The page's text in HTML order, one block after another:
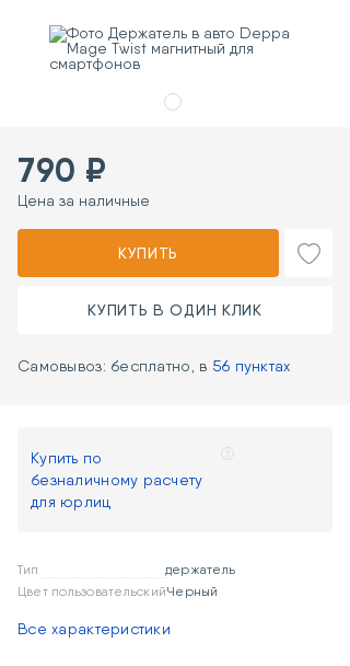
790 ₽
Цена за наличные
КУПИТЬ
КУПИТЬ В ОДИН КЛИК
Самовывоз: бесплатно, в 56 пунктах
Купить по
безналичному расчету
для юрлиц
Тип
держатель
Цвет пользовательскийЧерный
Все характеристики